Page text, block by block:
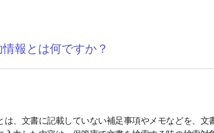
報とは何ですか？
は、文書に記載していない補足事項やメモなどを、文